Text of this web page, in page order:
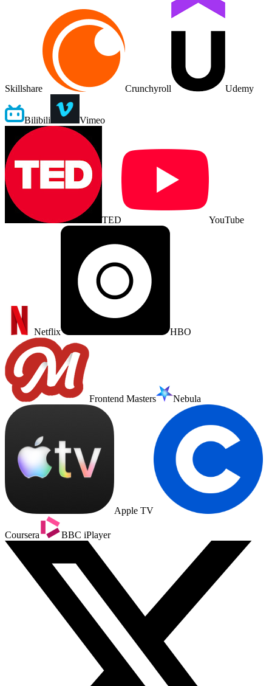
Skillshare Crunchyroll Udemy
Bilibili Vimeo
TED YouTube
Netflix HBO
Frontend Masters Nebula
Apple TV
Coursera BBC iPlayer